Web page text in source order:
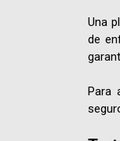
Una
de
Para